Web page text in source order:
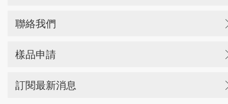
聯絡我們
樣品申請
訂閱最新消息